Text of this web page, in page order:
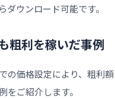
ダウンロード可能です。
粗利を稼いだ事例
の価格設定により、粗利
をご紹介します。